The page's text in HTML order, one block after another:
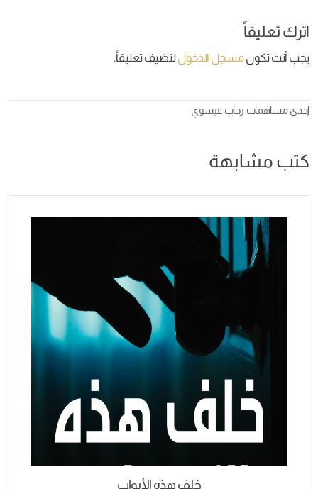
اترك تعليقاً
يجب أنت تكونمسجل الدخوللتضيف تعليقاً.
إحدى مساهمات رحاب عيسوي
كتب مشابهة
خلف هذه الأبواب